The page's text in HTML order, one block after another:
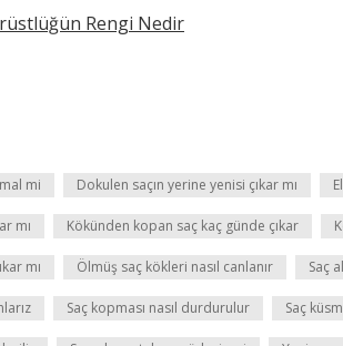
Rengi Nedir
mi Dokulen saçın yerine yenisi çıkar mı
mı Kökünden kopan saç kaç günde çıkar
mı Ölmüş saç kökleri nasıl canlanır Saç
Saç kopması nasıl durdurulur Saç